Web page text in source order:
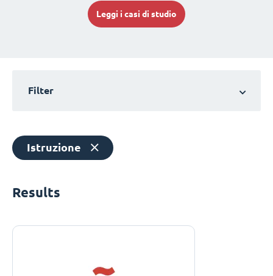
Leggi i casi di studio
Filter
Istruzione
Results